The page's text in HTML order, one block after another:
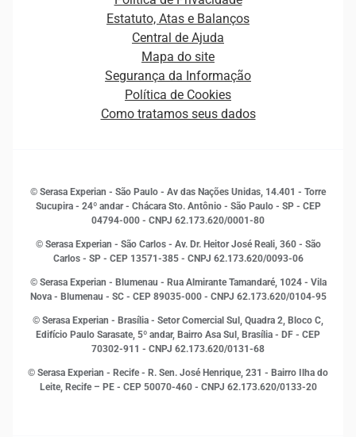
Curso Gratuito de Saúde Financeira
Empreendedorismo
Estudos e Pesquisas
Inovação e Tecnologia
Leis e impostos
Marketing
Open Finance
Proteção de Dados
Sustentabilidade Corporativa
Distribuidores e representantes
Estrutura Organizacional
Sala de Imprensa
Estatuto, Atas e Balanços
Central de Ajuda
Mapa do site
Segurança da Informação
Política de Cookies
Como tratamos seus dados
© Serasa Experian - São Paulo - Av das Nações Unidas, 14.401 - Torre
Sucupira - 24º andar - Chácara Sto. Antônio - São Paulo - SP - CEP
04794-000 - CNPJ 62.173.620/0001-80
© Serasa Experian - São Carlos - Av. Dr. Heitor José Reali, 360 - São
Carlos - SP - CEP 13571-385 - CNPJ 62.173.620/0093-06
© Serasa Experian - Blumenau - Rua Almirante Tamandaré, 1024 - Vila
Nova - Blumenau - SC - CEP 89035-000 - CNPJ 62.173.620/0104-95
© Serasa Experian - Brasília - Setor Comercial Sul, Quadra 2, Bloco C,
Edifício Paulo Sarasate, 5º andar, Bairro Asa Sul, Brasília - DF - CEP
70302-911 - CNPJ 62.173.620/0131-68
© Serasa Experian - Recife - R. Sen. José Henrique, 231 - Bairro Ilha do
Leite, Recife – PE - CEP 50070-460 - CNPJ 62.173.620/0133-20